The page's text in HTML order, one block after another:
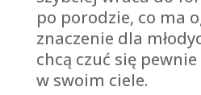
po porodzie, co ma
znaczenie dla
chcą czuć się
w swoim ciele.